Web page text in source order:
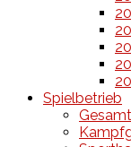
Spielbetrieb